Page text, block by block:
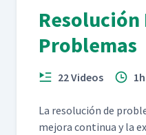
Problemas
22 Videos
La res­olu­ción de
mejo­ra con­tin­ua y la